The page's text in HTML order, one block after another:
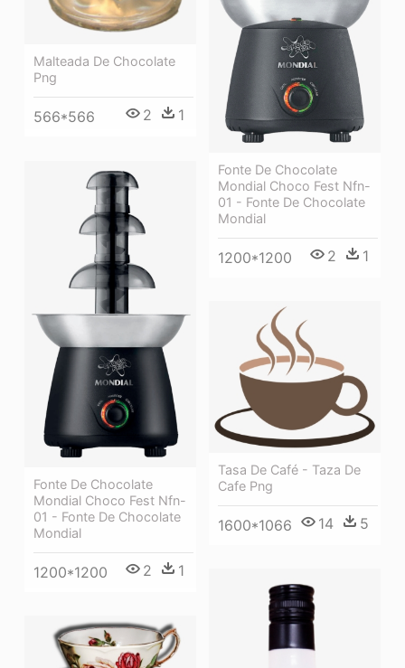
Malteada De Chocolate
Png
566*566 2 1
Fonte De Chocolate
Mondial Choco Fest Nfn-
01 - Fonte De Chocolate
Mondial
1200*1200 2 1
Fonte De Chocolate
Mondial Choco Fest Nfn-
01 - Fonte De Chocolate
Mondial
1200*1200 2 1
Tasa De Café - Taza De
Cafe Png
1600*1066 14 5